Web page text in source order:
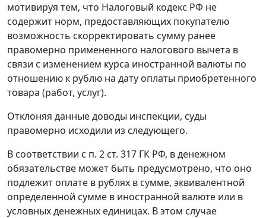
мотивируя тем, что Налоговый кодекс РФ не
содержит норм, предоставляющих покупателю
возможность скорректировать сумму ранее
правомерно примененного налогового вычета в
связи с изменением курса иностранной валюты по
отношению к рублю на дату оплаты приобретенного
товара (работ, услуг).
Отклоняя данные доводы инспекции, суды
правомерно исходили из следующего.
В соответствии с п. 2 ст. 317 ГК РФ, в денежном
обязательстве может быть предусмотрено, что оно
подлежит оплате в рублях в сумме, эквивалентной
определенной сумме в иностранной валюте или в
условных денежных единицах. В этом случае